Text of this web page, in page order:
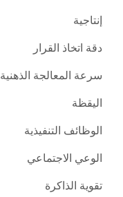
إنتاجية
دقة اتخاذ القرار
سرعة المعالجة الذهنية
اليقظة
الوظائف التنفيذية
الوعي الاجتماعي
تقوية الذاكرة